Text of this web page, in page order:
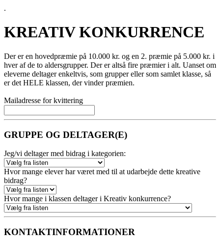
.
KREATIV KONKURRENCE
Der er en hovedpræmie på 10.000 kr. og en 2. præmie på 5.000 kr. i
hver af de to aldersgrupper. Der er altså fire præmier i alt. Uanset om
eleverne deltager enkeltvis, som grupper eller som samlet klasse, så
er det HELE klassen, der vinder præmien.
Mailadresse for kvittering
GRUPPE OG DELTAGER(E)
Jeg/vi deltager med bidrag i kategorien:
Hvor mange elever har været med til at udarbejde dette kreative
bidrag?
Hvor mange i klassen deltager i Kreativ konkurrence?
KONTAKTINFORMATIONER